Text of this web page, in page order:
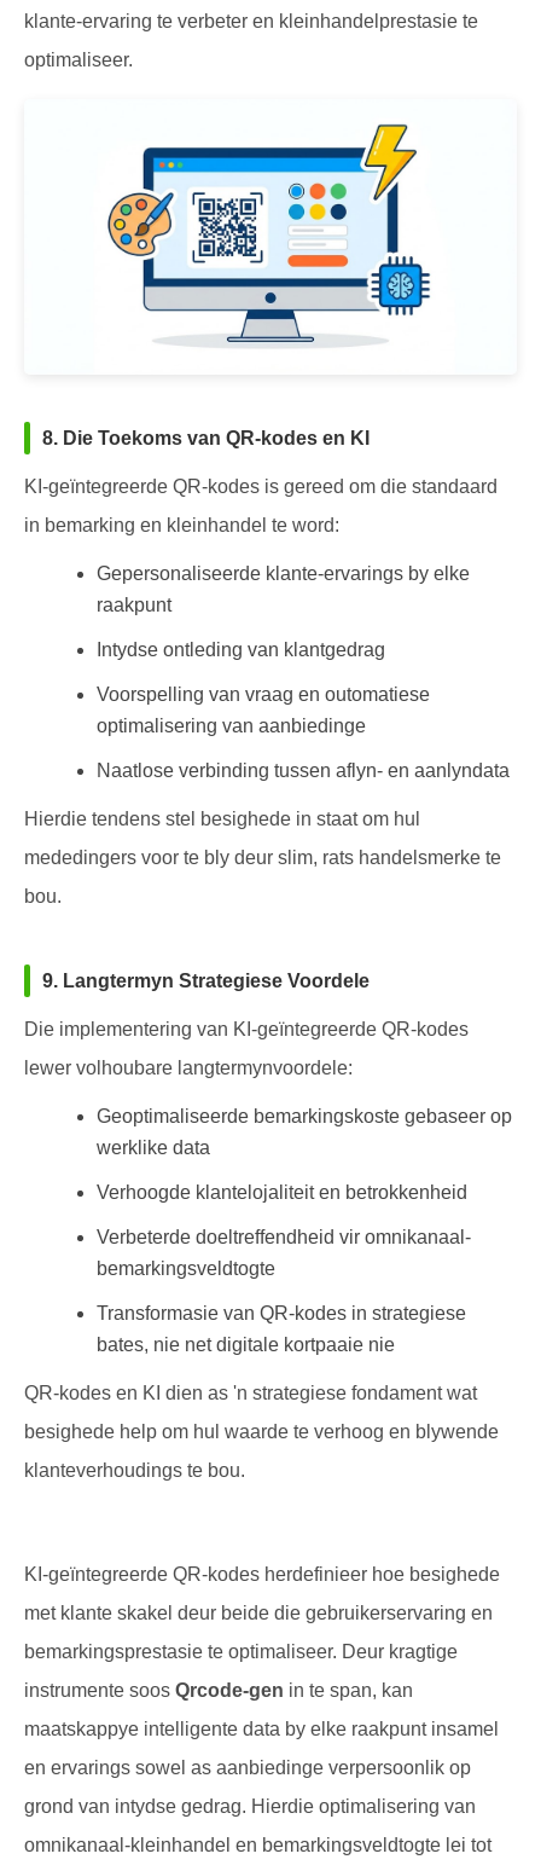
klante-ervaring te verbeter en kleinhandelprestasie te
optimaliseer.
8. Die Toekoms van QR-kodes en KI
KI-geïntegreerde QR-kodes is gereed om die standaard
in bemarking en kleinhandel te word:
Gepersonaliseerde klante-ervarings by elke
raakpunt
Intydse ontleding van klantgedrag
Voorspelling van vraag en outomatiese
optimalisering van aanbiedinge
Naatlose verbinding tussen aflyn- en aanlyndata
Hierdie tendens stel besighede in staat om hul
mededingers voor te bly deur slim, rats handelsmerke te
bou.
9. Langtermyn Strategiese Voordele
Die implementering van KI-geïntegreerde QR-kodes
lewer volhoubare langtermynvoordele:
Geoptimaliseerde bemarkingskoste gebaseer op
werklike data
Verhoogde klantelojaliteit en betrokkenheid
Verbeterde doeltreffendheid vir omnikanaal-
bemarkingsveldtogte
Transformasie van QR-kodes in strategiese
bates, nie net digitale kortpaaie nie
QR-kodes en KI dien as 'n strategiese fondament wat
besighede help om hul waarde te verhoog en blywende
klanteverhoudings te bou.
KI-geïntegreerde QR-kodes herdefinieer hoe besighede
met klante skakel deur beide die gebruikerservaring en
bemarkingsprestasie te optimaliseer. Deur kragtige
instrumente soos Qrcode-gen in te span, kan
maatskappye intelligente data by elke raakpunt insamel
en ervarings sowel as aanbiedinge verpersoonlik op
grond van intydse gedrag. Hierdie optimalisering van
omnikanaal-kleinhandel en bemarkingsveldtogte lei tot